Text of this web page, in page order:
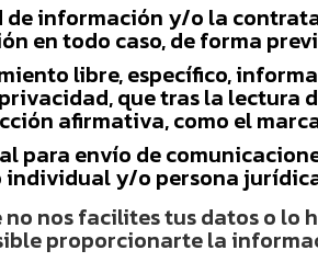
información y/o la
en todo caso, de forma
libre, específico,
que tras la lectura
afirmativa, como el
para envío de
y/o persona
no nos facilites tus datos o
proporcionarte la